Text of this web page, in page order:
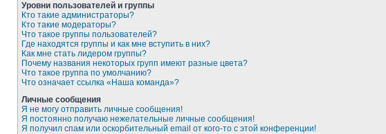
Уровни пользователей и группы
Кто такие администраторы?
Кто такие модераторы?
Что такое группы пользователей?
Где находятся группы и как мне вступить в них?
Как мне стать лидером группы?
Почему названия некоторых групп имеют разные цвета?
Что такое группа по умолчанию?
Что означает ссылка «Наша команда»?
Личные сообщения
Я не могу отправить личные сообщения!
Я постоянно получаю нежелательные личные сообщения!
Я получил спам или оскорбительный email от кого-то с этой конференции!